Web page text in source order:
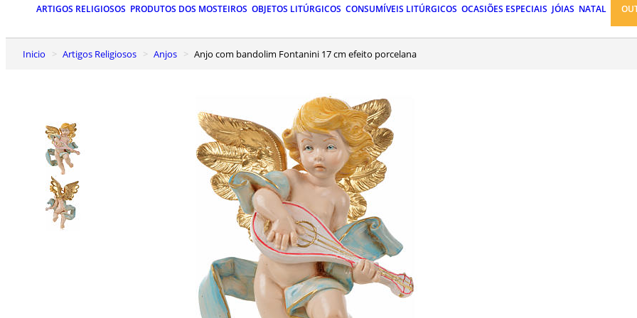
ARTIGOS RELIGIOSOS PRODUTOS DOS MOSTEIROS OBJETOS LITÚRGICOS CONSUMÍVEIS LITÚRGICOS OCASIÕES ESPECIAIS JÓIAS NATAL
Inicio Artigos Religiosos Anjos Anjo com bandolim Fontanini 17 cm efeito porcelana